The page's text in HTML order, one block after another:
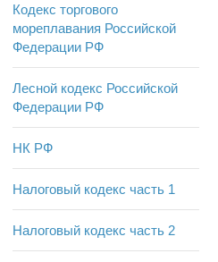
Кодекс торгового
мореплавания Российской
Федерации РФ
Лесной кодекс Российской
Федерации РФ
НК РФ
Налоговый кодекс часть 1
Налоговый кодекс часть 2